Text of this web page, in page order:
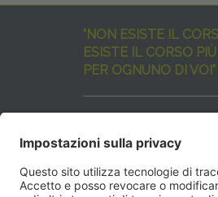
"NON ESISTE IL
ESISTE IL CORSO
PER OGNUNO DI VOI"
ma rispondenti a
e di aggiornamento
EdiAcademyvuole
SEGUICI QUI: